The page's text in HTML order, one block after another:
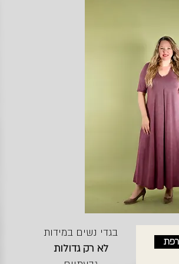
בגדי נשים במידות
לא רק גדולות